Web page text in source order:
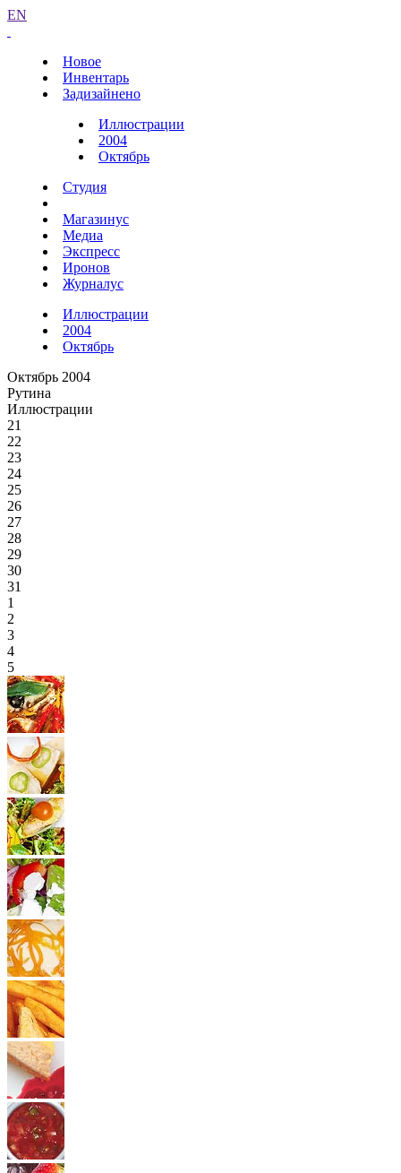
EN
Новое
Инвентарь
Задизайнено
Иллюстрации
2004
Октябрь
Студия
Магазинус
Медиа
Экспресс
Иронов
Журналус
Иллюстрации
2004
Октябрь
Октябрь 2004
Рутина
Иллюстрации
21
22
23
24
25
26
27
28
29
30
31
1
2
3
4
5